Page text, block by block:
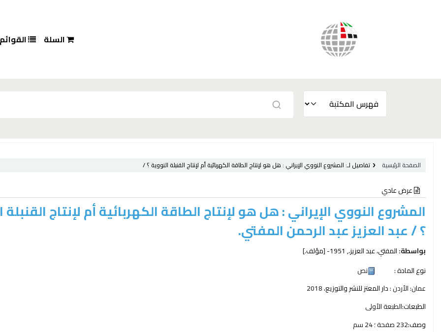
السلة
الصفحة الرئيسية تفاصيل لـ: المشروع النووي الإيراني : هل هو لإنتاج الطاقة الكهربائية أم لإنتاج القنبلة النووية ؟ /
عرض عادي
المشروع النووي الإيراني : هل هو لإنتاج الطاقة الكهربائية أم لإنتاج القنبلة
؟ /عبد العزيز عبد الرحمن المفتي.
بواسطة:المفتي، عبد العزيز،, 1951-
[مؤلف.]
نوع المادة :
نص
عمان: الأردن :دار المعتز للنشر والتوزيع،
الطبعات:الطبعة الأولى
وصف:232 صفحة ؛ 24 سم